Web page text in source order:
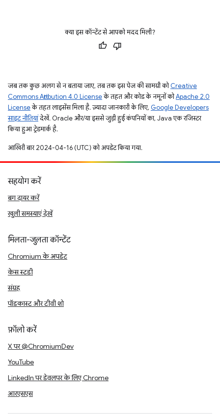
क्या इस कॉन्टेंट से आपको मदद मिली?
जब तक कुछ अलग से न बताया जाए, तब तक इस पेज की सामग्री कोCreative
Commons Attribution 4.0 Licenseके तहत और कोड के नमूनों कोApache 2.0
Licenseके तहत लाइसेंस मिला है. ज़्यादा जानकारी के लिए, Google Developers
साइट नीतियांदेखें. Oracle और/या इससे जुड़ी हुई कंपनियों का, Java एक रजिस्टर
किया हुआ ट्रेडमार्क है.
आखिरी बार 2024-04-16 (UTC) को अपडेट किया गया.
सहयोग करें
बग दायर करें
खुली समस्याएं देखें
मिलता-जुलता कॉन्टेंट
Chromium के अपडेट
केस स्टडी
संग्रह
पॉडकास्ट और टीवी शो
फ़ॉलो करें
X पर @ChromiumDev
YouTube
LinkedIn पर डेवलपर के लिए Chrome
आरएसएस